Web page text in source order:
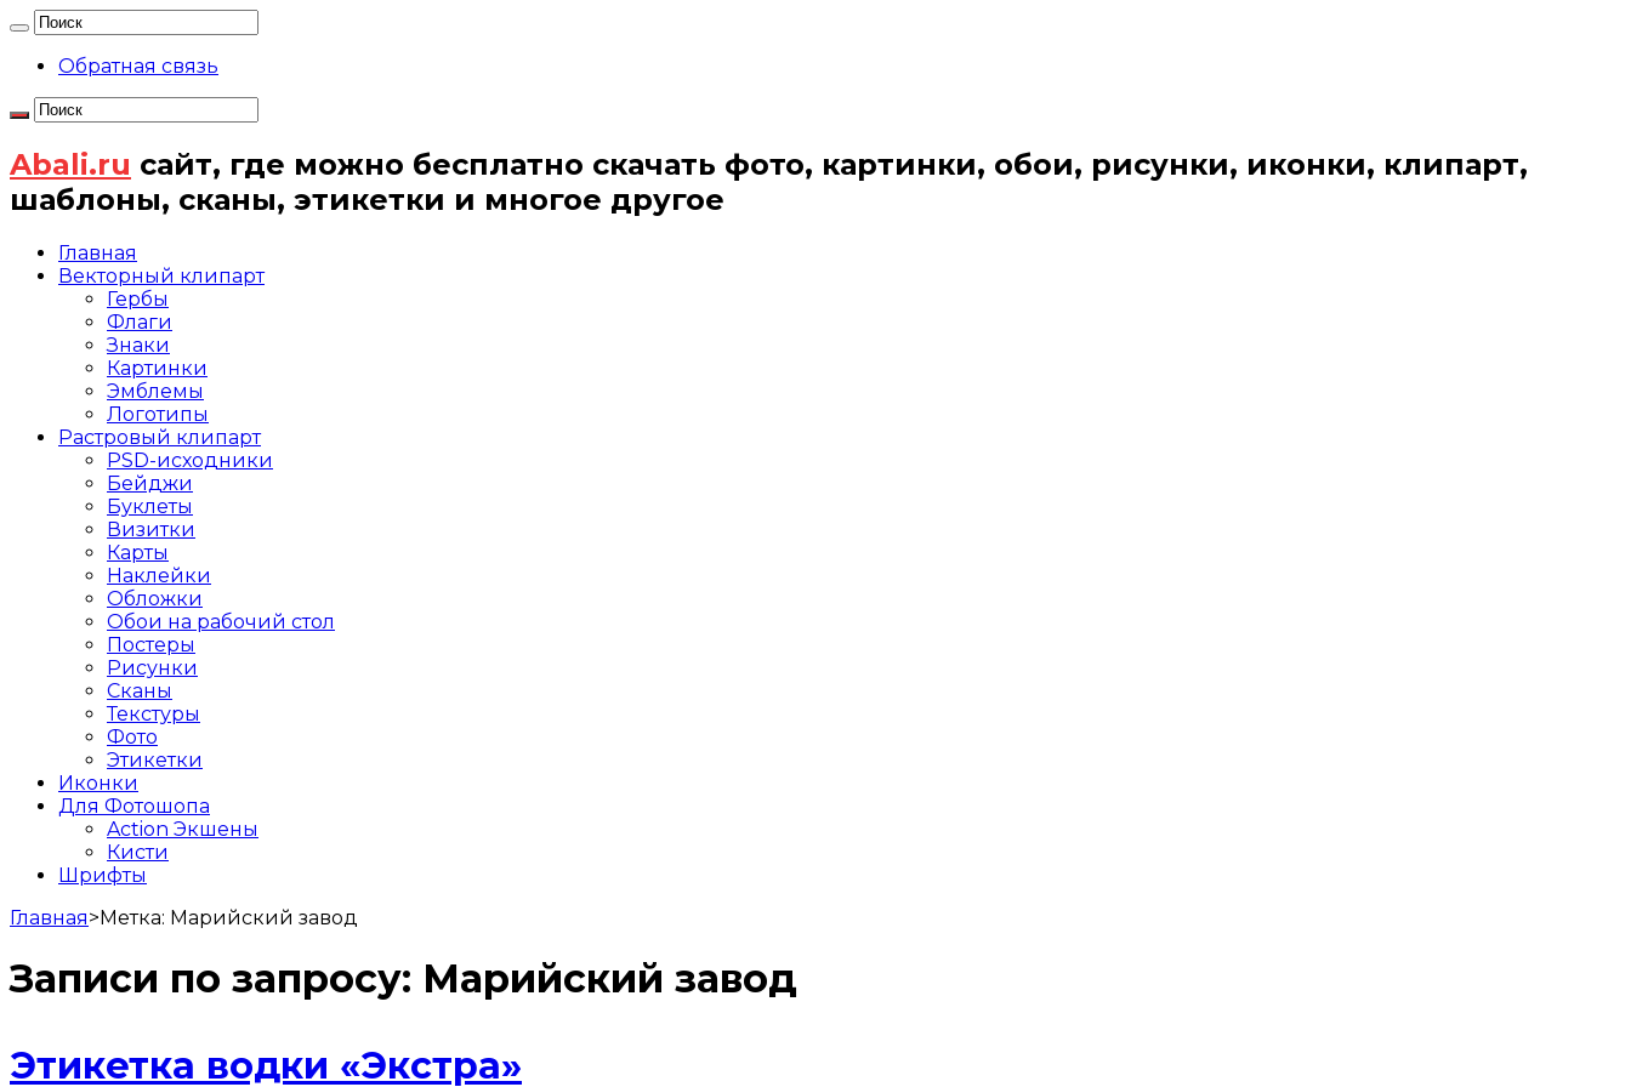
Обратная связь
Abali.ru сайт, где можно бесплатно скачать фото, картинки, обои, рисунки, иконки, клипарт,
шаблоны, сканы, этикетки и многое другое
Главная
Векторный клипарт
Гербы
Флаги
Знаки
Картинки
Эмблемы
Логотипы
Растровый клипарт
PSD-исходники
Бейджи
Буклеты
Визитки
Карты
Наклейки
Обложки
Обои на рабочий стол
Постеры
Рисунки
Сканы
Текстуры
Фото
Этикетки
Иконки
Для Фотошопа
Action Экшены
Кисти
Шрифты
Главная>Метка: Марийский завод
Записи по запросу: Марийский завод
Этикетка водки «Экстра»